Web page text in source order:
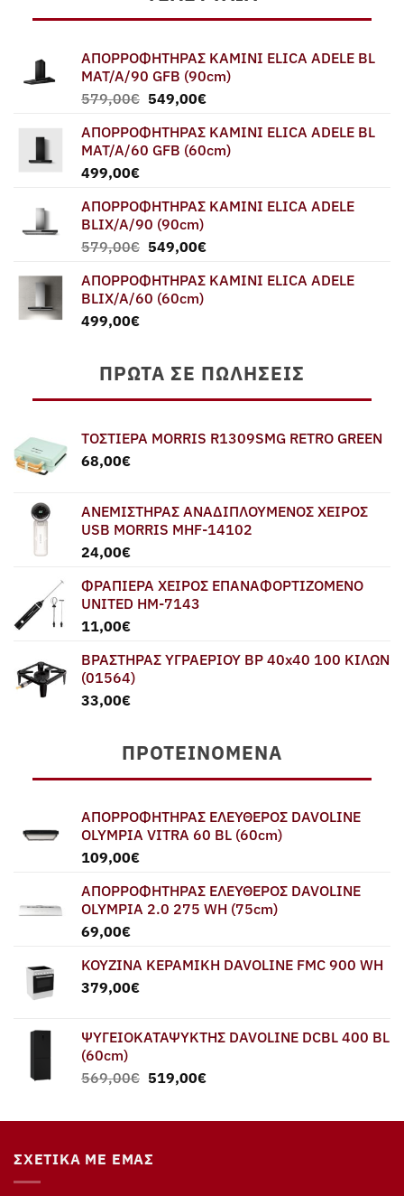
ΑΠΟΡΡΟΦΗΤΗΡΑΣ ΚΑΜΙΝΙ ELICA ADELE BL
MAT/A/90 GFB (90cm)
579,00€ Original
was:
579,00€.
549,00€Η
τιμή
είναι:
ΑΠΟΡΡΟΦΗΤΗΡΑΣ ΚΑΜΙΝΙ ELICA ADELE BL
MAT/A/60 GFB (60cm)
499,00€
ΑΠΟΡΡΟΦΗΤΗΡΑΣ ΚΑΜΙΝΙ ELICA ADELE
BLIX/A/90 (90cm)
579,00€ Original
was:
579,00€.
549,00€Η
τιμή
ΑΠΟΡΡΟΦΗΤΗΡΑΣ ΚΑΜΙΝΙ ELICA ADELE
BLIX/A/60 (60cm)
499,00€
ΠΡΏΤΑ ΣΕ ΠΩΛΉΣΕΙΣ
ΤΟΣΤΙΕΡΑ MORRIS R1309SMG RETRO GREEN
68,00€
ΑΝΕΜΙΣΤΗΡΑΣ ΑΝΑΔΙΠΛΟΥΜΕΝΟΣ ΧΕΙΡΟΣ
USB MORRIS MHF-14102
24,00€
ΦΡΑΠΙΕΡΑ ΧΕΙΡΟΣ ΕΠΑΝΑΦΟΡΤΙΖΟΜΕΝΟ
UNITED HM-7143
11,00€
ΒΡΑΣΤΗΡΑΣ ΥΓΡΑΕΡΙΟΥ BP 40x40 100 ΚΙΛΩΝ
(01564)
33,00€
ΠΡΟΤΕΙΝΌΜΕΝΑ
ΑΠΟΡΡΟΦΗΤΗΡΑΣ ΕΛΕΥΘΕΡΟΣ DAVOLINE
OLYMPIA VITRA 60 BL (60cm)
109,00€
ΑΠΟΡΡΟΦΗΤΗΡΑΣ ΕΛΕΥΘΕΡΟΣ DAVOLINE
OLYMPIA 2.0 275 WH (75cm)
69,00€
ΚΟΥΖΙΝΑ ΚΕΡΑΜΙΚΗ DAVOLINE FMC 900 WH
379,00€
ΨΥΓΕΙΟΚΑΤΑΨΥΚΤΗΣ DAVOLINE DCBL 400 BL
(60cm)
569,00€ Original
519,00€Η
ΣΧΕΤΙΚΆ ΜΕ ΕΜΆΣ